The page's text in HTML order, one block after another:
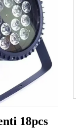
18pcs